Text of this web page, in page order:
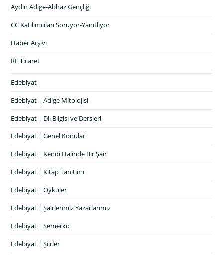
Aydın Adige-Abhaz Gençliği
CC Katılımcıları Soruyor-Yanıtlıyor
Haber Arşivi
RF Ticaret
Edebiyat
Edebiyat | Adige Mitolojisi
Edebiyat | Dil Bilgisi ve Dersleri
Edebiyat | Genel Konular
Edebiyat | Kendi Halinde Bir Şair
Edebiyat | Kitap Tanıtımı
Edebiyat | Öyküler
Edebiyat | Şairlerimiz Yazarlarımız
Edebiyat | Semerko
Edebiyat | Şiirler